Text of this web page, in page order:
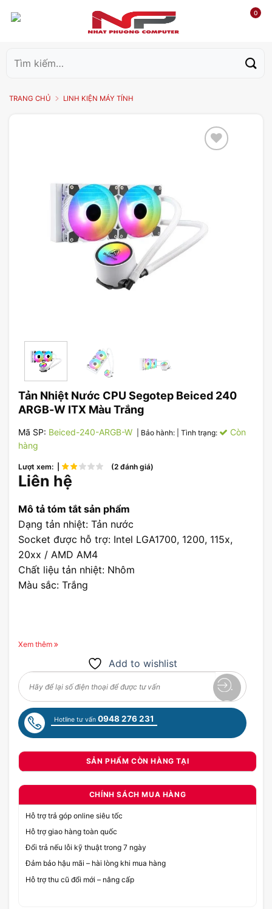
0
kiếm:
TRANG CHỦ LINH KIỆN MÁY TÍNH
Tản Nhiệt Nước CPU Segotep Beiced 240
ARGB-W ITX Màu Trắng
Mã SP: Beiced-240-ARGB-W | Bảo hành: | Tình trạng:
Còn
hàng
Lượt xem: | (2 đánh giá)
Liên hệ
Mô tả tóm tắt sản phẩm
Dạng tản nhiệt: Tản nước
Socket được hỗ trợ: Intel LGA1700, 1200, 115x,
20xx / AMD AM4
Chất liệu tản nhiệt: Nhôm
Màu sắc: Trắng
Xem thêm
Add to wishlist
Hotline tư vấn 0948 276 231
SẢN PHẨM CÒN HÀNG TẠI
CHÍNH SÁCH MUA HÀNG
Hỗ trợ trả góp online siêu tốc
Hỗ trợ giao hàng toàn quốc
Đổi trả nếu lỗi kỹ thuật trong 7 ngày
Đảm bảo hậu mãi – hài lòng khi mua hàng
Hỗ trợ thu cũ đổi mới – nâng cấp